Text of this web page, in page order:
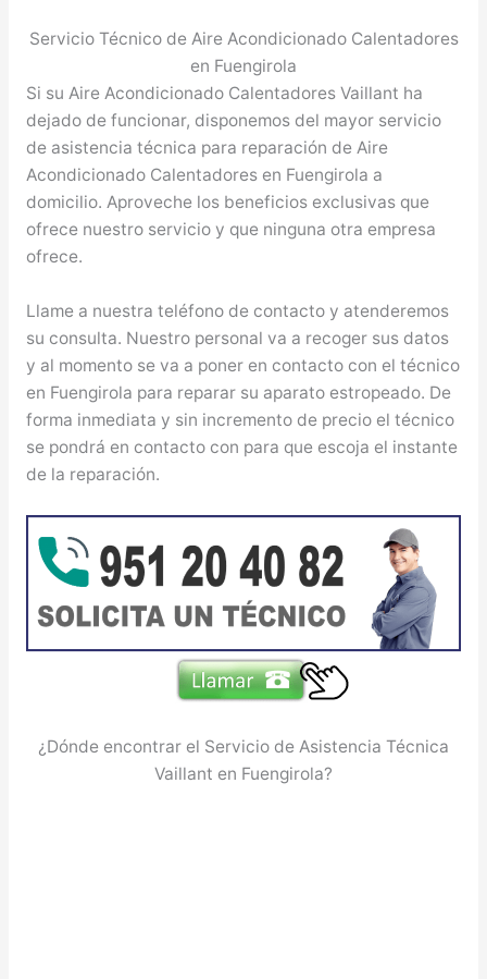
Servicio Técnico de Aire Acondicionado Calentadores
en Fuengirola
Si su Aire Acondicionado Calentadores Vaillant ha
dejado de funcionar, disponemos del mayor servicio
de asistencia técnica para reparación de Aire
Acondicionado Calentadores en Fuengirola a
domicilio. Aproveche los beneficios exclusivas que
ofrece nuestro servicio y que ninguna otra empresa
ofrece.
Llame a nuestra teléfono de contacto y atenderemos
su consulta. Nuestro personal va a recoger sus datos
y al momento se va a poner en contacto con el técnico
en Fuengirola para reparar su aparato estropeado. De
forma inmediata y sin incremento de precio el técnico
se pondrá en contacto con para que escoja el instante
de la reparación.
¿Dónde encontrar el Servicio de Asistencia Técnica
Vaillant en Fuengirola?